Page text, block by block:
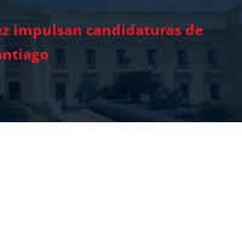
impulsan candidaturas de